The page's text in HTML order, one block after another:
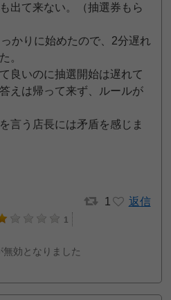
出て来ない。（抽選券もら
かりに始めたので、2分遅れ
。
良いのに抽選開始は遅れて
えは帰って来ず、ルールが
言う店長には矛盾を感じま
1 返信
1
効となりました